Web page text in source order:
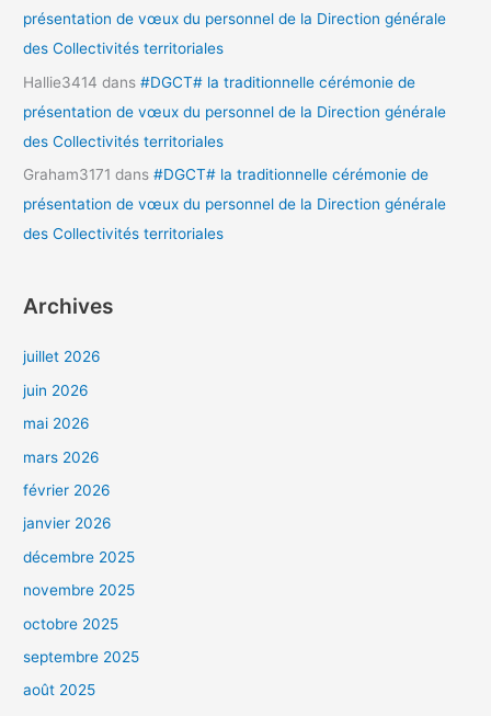
présentation de vœux du personnel de la Direction générale
des Collectivités territoriales
Hallie3414 dans#DGCT# la traditionnelle cérémonie de
présentation de vœux du personnel de la Direction générale
des Collectivités territoriales
Graham3171 dans#DGCT# la traditionnelle cérémonie de
présentation de vœux du personnel de la Direction générale
des Collectivités territoriales
Archives
juillet 2026
juin 2026
mai 2026
mars 2026
février 2026
janvier 2026
décembre 2025
novembre 2025
octobre 2025
septembre 2025
août 2025